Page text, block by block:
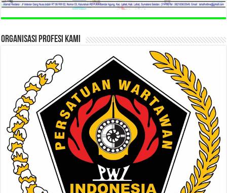
ORGANISASI PROFESI KAMI